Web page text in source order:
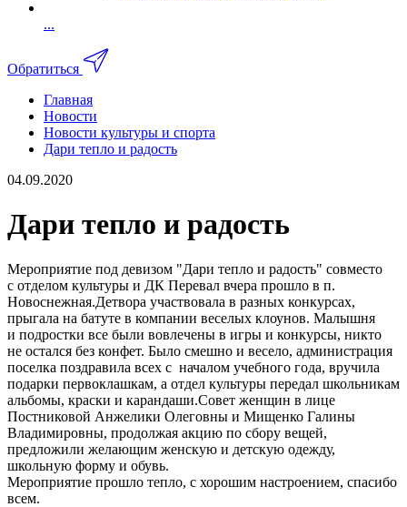
...
Обратиться
Главная
Новости
Новости культуры и спорта
Дари тепло и радость
04.09.2020
Дари тепло и радость
Мероприятие под девизом "Дари тепло и радость" совместо
с отделом культуры и ДК Перевал вчера прошло в п.
Новоснежная.Детвора участвовала в разных конкурсах,
прыгала на батуте в компании веселых клоунов. Малышня
и подростки все были вовлечены в игры и конкурсы, никто
не остался без конфет. Было смешно и весело, администрация
поселка поздравила всех с началом учебного года, вручила
подарки первоклашкам, а отдел культуры передал школьникам
альбомы, краски и карандаши.Совет женщин в лице
Постниковой Анжелики Олеговны и Мищенко Галины
Владимировны, продолжая акцию по сбору вещей,
предложили желающим женскую и детскую одежду,
школьную форму и обувь.
Мероприятие прошло тепло, с хорошим настроением, спасибо
всем.